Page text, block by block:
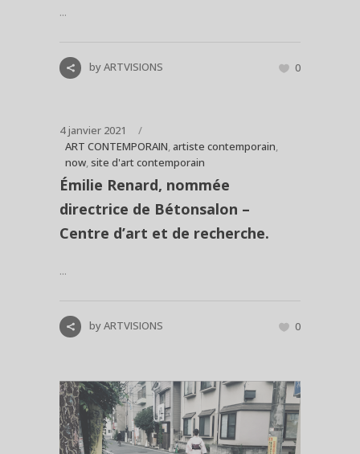
...
byARTVISIONS 0
4 janvier 2021
ART CONTEMPORAIN, artiste contemporain,
now,site d'art contemporain
Émilie Renard, nommée
directrice de Bétonsalon –
Centre d’art et de recherche.
...
byARTVISIONS 0